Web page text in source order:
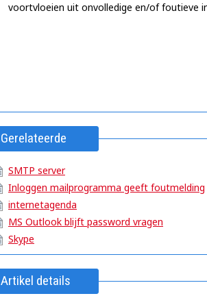
voortvloeien uit onvolledige en/of foutieve
Gerelateerde
SMTP server
Inloggen mailprogramma geeft foutmelding
internetagenda
MS Outlook blijft password vragen
Skype
Artikel details